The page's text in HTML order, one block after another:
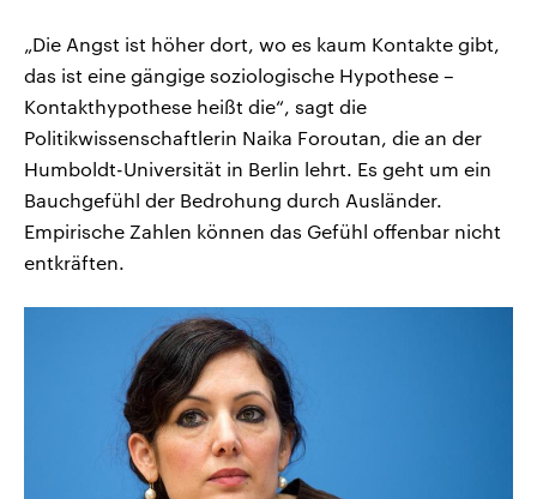
„Die Angst ist höher dort, wo es kaum Kontakte gibt,
das ist eine gängige soziologische Hypothese –
Kontakthypothese heißt die“, sagt die
Politikwissenschaftlerin Naika Foroutan, die an der
Humboldt-Universität in Berlin lehrt. Es geht um ein
Bauchgefühl der Bedrohung durch Ausländer.
Empirische Zahlen können das Gefühl offenbar nicht
entkräften.